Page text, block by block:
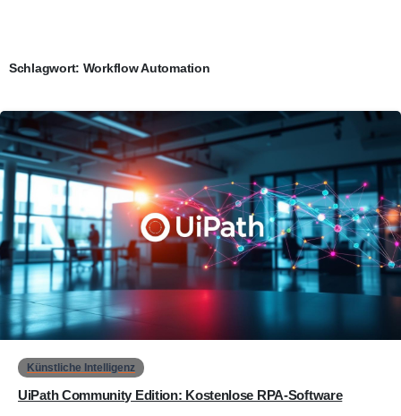
Schlagwort: Workflow Automation
Künstliche Intelligenz
UiPath Community Edition: Kostenlose RPA-Software